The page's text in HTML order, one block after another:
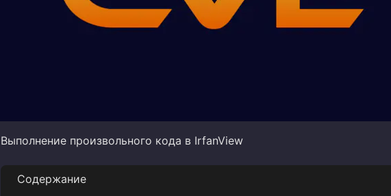
Выполнение произвольного кода в IrfanView
Содержание